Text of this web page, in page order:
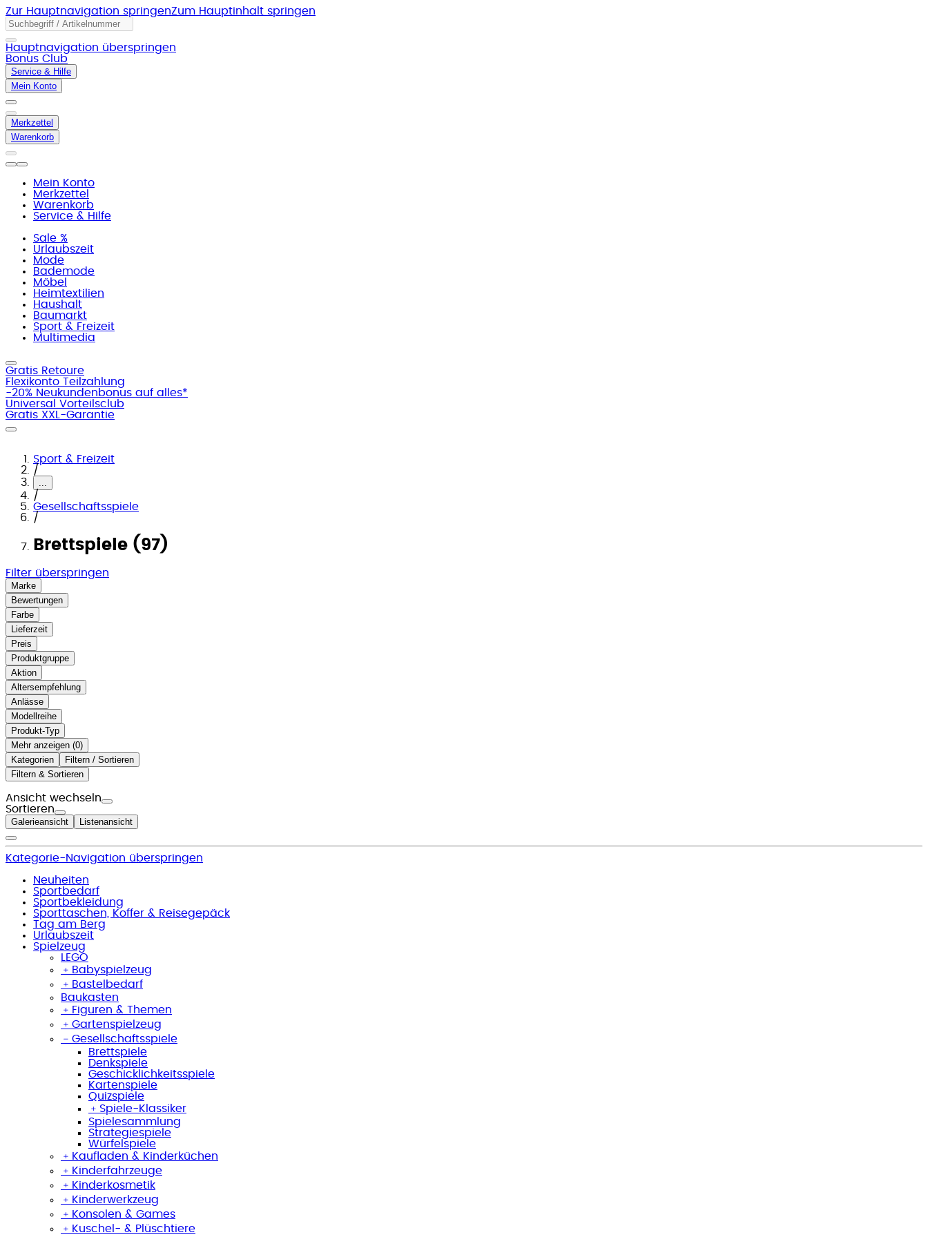
Zur Hauptnavigation springenZum Hauptinhalt springen
Hauptnavigation überspringen
Bonus Club
Service & Hilfe
Mein Konto
Merkzettel
Warenkorb
Mein Konto
Merkzettel
Warenkorb
Service & Hilfe
Sale %
Urlaubszeit
Mode
Bademode
Möbel
Heimtextilien
Haushalt
Baumarkt
Sport & Freizeit
Multimedia
Gratis Retoure
Flexikonto Teilzahlung
-20% Neukundenbonus auf alles*
Universal Vorteilsclub
Gratis XXL-Garantie
Sport & Freizeit
/
...
/
Gesellschaftsspiele
/
Brettspiele (97)
Filter überspringen
Marke
Bewertungen
Farbe
Lieferzeit
Preis
Produktgruppe
Aktion
Altersempfehlung
Anlässe
Modellreihe
Produkt-Typ
Mehr anzeigen ( )
Kategorien
Filtern / Sortieren
Filtern & Sortieren
Ansicht wechseln
Sortieren
Galerieansicht Listenansicht
Kategorie-Navigation überspringen
Neuheiten
Sportbedarf
Sportbekleidung
Sporttaschen, Koffer & Reisegepäck
Tag am Berg
Urlaubszeit
Spielzeug
LEGO
﹢ Babyspielzeug
﹢ Bastelbedarf
Baukasten
﹢ Figuren & Themen
﹢ Gartenspielzeug
﹣ Gesellschaftsspiele
Brettspiele
Denkspiele
Geschicklichkeitsspiele
Kartenspiele
Quizspiele
﹢ Spiele-Klassiker
Spielesammlung
Strategiespiele
Würfelspiele
﹢ Kaufladen & Kinderküchen
﹢ Kinderfahrzeuge
﹢ Kinderkosmetik
﹢ Kinderwerkzeug
﹢ Konsolen & Games
﹢ Kuschel- & Plüschtiere